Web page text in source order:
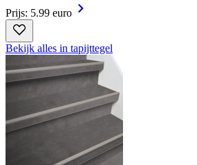
Prijs: 5.99 euro
Bekijk alles in tapijttegel